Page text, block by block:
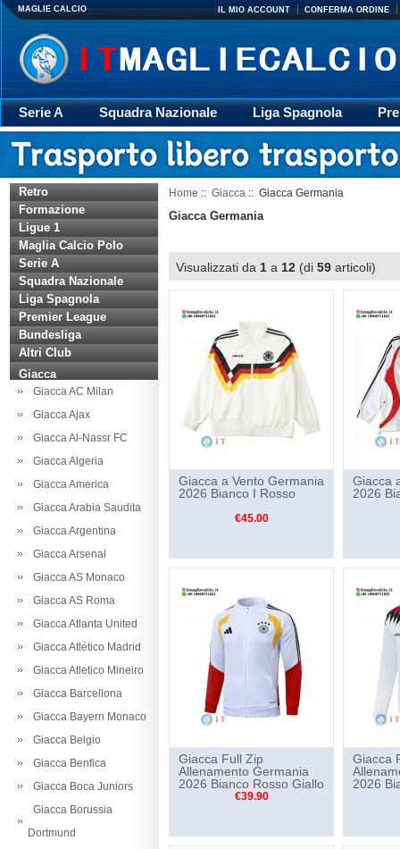
MAGLIE CALCIO IL MIO ACCOUNT CONFERMA ORDINE
Serie A Squadra Nazionale Liga Spagnola
Giacca
Rugby trasporto Retro
Retro
Formazione
Ligue 1
Maglia Calcio Polo
Serie A
Squadra Nazionale
Liga Spagnola
Premier League
Bundesliga
Altri Club
Giacca
Giacca AC Milan
Giacca Ajax
Giacca Al-Nassr FC
Giacca Algeria
Giacca America
Giacca Arabia Saudita
Giacca Argentina
Giacca Arsenal
Giacca AS Monaco
Giacca AS Roma
Giacca Atlanta United
Giacca Atlético Madrid
Giacca Atletico Mineiro
Giacca Barcellona
Giacca Bayern Monaco
Giacca Belgio
Giacca Benfica
Giacca Boca Juniors
Giacca Borussia
Dortmund
Home :: Giacca :: Giacca Germania
Giacca Germania
Visualizzati da 1 a 12 (di 59 articoli)
Giacca a Vento Germania
2026 Bianco I Rosso
€45.00
Giacca
2026
Giacca Full Zip
Allenamento Germania
2026 Bianco Rosso Giallo
€39.90
Giacca
2026